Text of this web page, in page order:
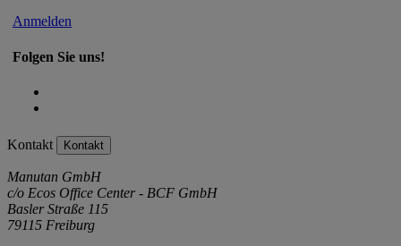
Anmelden
Folgen Sie uns!
Kontakt Kontakt
Manutan GmbH
c/o Ecos Office Center - BCF GmbH
Basler Straße 115
79115 Freiburg